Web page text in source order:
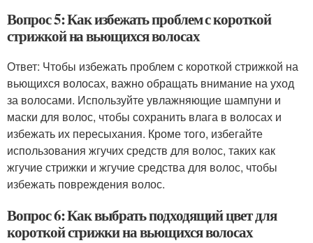
Вопрос 5: Как избежать проблем с короткой
стрижкой на вьющихся волосах
Ответ: Чтобы избежать проблем с короткой стрижкой на
вьющихся волосах, важно обращать внимание на уход
за волосами. Используйте увлажняющие шампуни и
маски для волос, чтобы сохранить влага в волосах и
избежать их пересыхания. Кроме того, избегайте
использования жгучих средств для волос, таких как
жгучие стрижки и жгучие средства для волос, чтобы
избежать повреждения волос.
Вопрос 6: Как выбрать подходящий цвет для
короткой стрижки на вьющихся волосах